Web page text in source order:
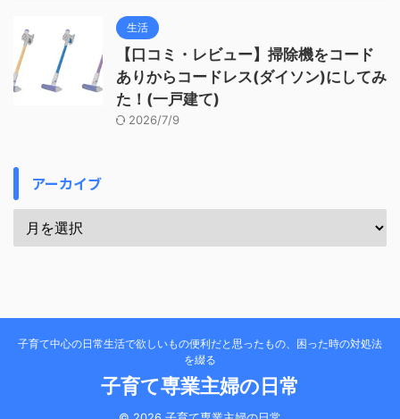
生活
【口コミ・レビュー】掃除機をコード
ありからコードレス(ダイソン)にしてみ
た！(一戸建て)
2026/7/9
アーカイブ
子育て中心の日常生活で欲しいもの便利だと思ったもの、困った時の対処法
を綴る
子育て専業主婦の日常